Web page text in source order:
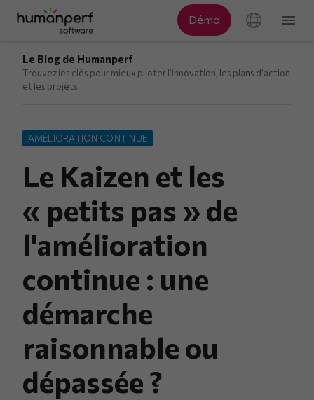
Le Blog de Humanperf
Trouvez les clés pour mieux piloter l’innovation, les plans d’action
et les projets
AMÉLIORATION CONTINUE
Le Kaizen et les
« petits pas » de
l'amélioration
continue : une
démarche
raisonnable ou
dépassée ?